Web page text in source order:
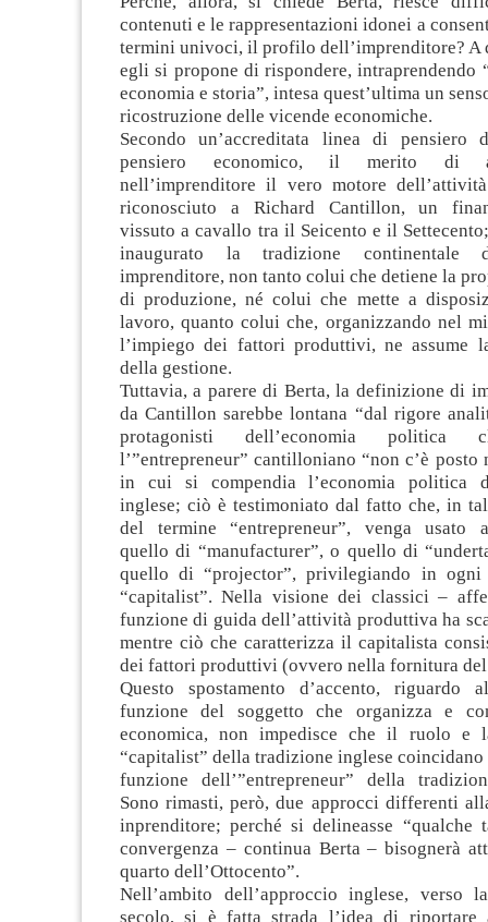
contenuti e le rappresentazioni idonei a
termini univoci, il profilo dell’imprenditore? A
egli si propone di rispondere, intraprendendo
economia e storia”, intesa quest’ultima un
ricostruzione delle vicende economiche.
Secondo un’accreditata linea di pensiero
pensiero economico, il merito di
nell’imprenditore il vero motore
riconosciuto a Richard Cantillon, un
vissuto a cavallo tra il Seicento e il
inaugurato la tradizione continentale
imprenditore, non tanto colui che detiene la
di produzione, né colui che mette a
lavoro, quanto colui che, organizzando nel
l’impiego dei fattori produttivi, ne assume
della gestione.
Tuttavia, a parere di Berta, la definizione di
da Cantillon sarebbe lontana “dal rigore
protagonisti dell’economia politica
l’”entrepreneur” cantilloniano “non c’è posto
in cui si compendia l’economia politica
inglese; ciò è testimoniato dal fatto che, in
del termine “entrepreneur”, venga usato
quello di “manufacturer”, o quello di
quello di “projector”, privilegiando in
“capitalist”. Nella visione dei classici –
funzione di guida dell’attività produttiva ha
mentre ciò che caratterizza il capitalista
dei fattori produttivi (ovvero nella fornitura
Questo spostamento d’accento,
funzione del soggetto che organizza e
economica, non impedisce che il ruolo e
“capitalist” della tradizione inglese
funzione dell’”entrepreneur” della
Sono rimasti, però, due approcci differenti
inprenditore; perché si delineasse “qualche
convergenza – continua Berta – bisognerà
quarto dell’Ottocento”.
Nell’ambito dell’approccio inglese, verso
secolo, si è fatta strada l’idea di